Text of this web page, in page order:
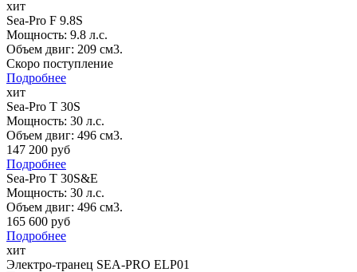
хит
Sea-Pro F 9.8S
Мощность: 9.8 л.с.
Объем двиг: 209 см3.
Скоро поступление
Подробнее
хит
Sea-Pro T 30S
Мощность: 30 л.с.
Объем двиг: 496 см3.
147 200 руб
Подробнее
Sea-Pro T 30S&E
Мощность: 30 л.с.
Объем двиг: 496 см3.
165 600 руб
Подробнее
хит
Электро-транец SEA-PRO ELP01